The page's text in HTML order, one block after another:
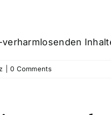
0 Comments